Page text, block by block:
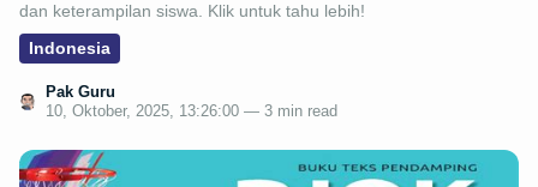
dan keterampilan siswa. Klik untuk tahu lebih!
Indonesia
Pak Guru
10, Oktober, 2025, 13:26:00 — 3 min read